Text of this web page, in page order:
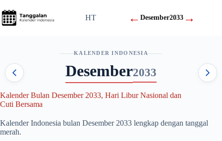
to
content
HT ←Desember2033 →
KALENDER INDONESIA
Desember2033
Kalender Bulan Desember 2033, Hari Libur Nasional dan
Cuti Bersama
Kalender Indonesia bulan Desember 2033 lengkap dengan tanggal
merah.